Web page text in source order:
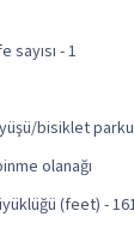
sayısı - 1
bisiklet
olanağı
(feet) -